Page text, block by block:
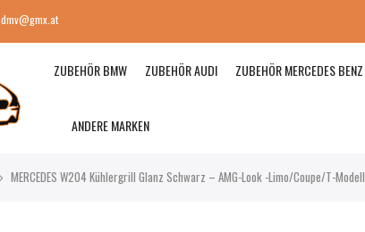
dmv@gmx.at
ZUBEHÖR BMW ZUBEHÖR AUDI ZUBEHÖR MERCEDES BENZ
ANDERE MARKEN
MERCEDES W204 Kühlergrill Glanz Schwarz – AMG-Look -Limo/Coupe/T-Modell